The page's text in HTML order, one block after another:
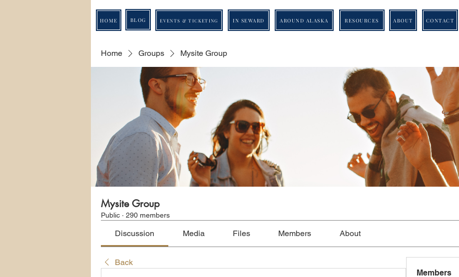
HOME BLOG EVENTS & TICKETING IN SEWARD AROUND ALASKA RESOURCES ABOUT CONTACT
Home Groups Mysite Group
Mysite Group
Public · 290 members
Discussion Media Files Members About
Back
Members